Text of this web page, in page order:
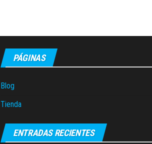
PÁGINAS
Blog
Tienda
ENTRADAS RECIENTES